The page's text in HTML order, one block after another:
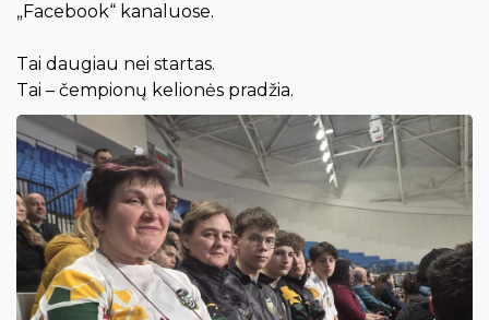
„Facebook“ kanaluose.
Tai daugiau nei startas.
Tai – čempionų kelionės pradžia.